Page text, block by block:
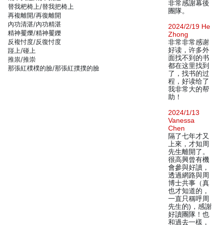
替我杷椅上/替我把椅上
再複離開/再復離開
內功清湛/內功精湛
精神矍爍/精神矍鑠
反複忖度/反復忖度
踫上/碰上
推祟/推崇
那張紅樸樸的臉/那張紅撲撲的臉
非常感謝幕後
團隊。
2024/2/19 He
Zhong
非常非常感谢
好读，许多外
面找不到的书
都在这里找到
了，找书的过
程，好读给了
我非常大的帮
助！
2024/1/13
Vanessa
Chen
隔了七年才又
上來，才知周
先生離開了。
很高興曾有機
會參與好讀，
透過網路與周
博士共事（真
也才知道的，
一直只稱呼周
先生的)，感謝
好讀團隊！也
和過去一樣，